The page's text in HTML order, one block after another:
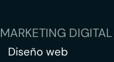
MARKETING DIGITAL
Diseño web